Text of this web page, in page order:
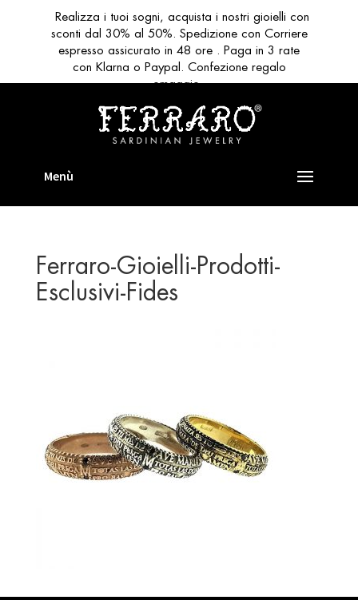
Ferraro-Gioielli-Prodotti-
Esclusivi-Fides
Realizza i tuoi sogni, acquista i nostri gioielli con
sconti dal 30% al 50%. Spedizione con Corriere
espresso assicurato in 48 ore . Paga in 3 rate
con Klarna o Paypal. Confezione regalo
omaggio